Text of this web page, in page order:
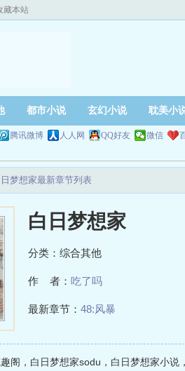
藏本站
都市小说 玄幻小说 耽美小
腾讯微博 人人网 QQ好友 微信
梦想家最新章节列表
白日梦想家
分类：综合其他
作 者： 吃了吗
最新章节： 48:风暴
阁，白日梦想家sodu，白日梦想家小